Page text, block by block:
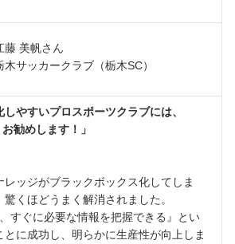
藤 美帆さん
木サッカークラブ（栃木SC）
しやすいプロスポーツクラブには、
勧めします！」
レッジがブラックボックス化してしま
くほどうまく解消されました。
すぐに必要な情報を把握できる』とい
とに成功し、明らかに生産性が向上しま